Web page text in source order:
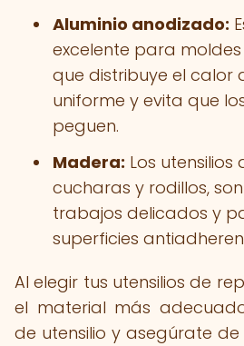
Aluminio anodizado:
excelente para
que distribuye el calor
uniforme y evita que
peguen.
Madera: Los
cucharas y rodillos,
trabajos delicados y
superficies
Al elegir tus utensilios de
el material más
de utensilio y asegúrate